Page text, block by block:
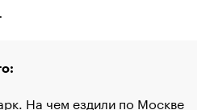
На чем ездили по Москве